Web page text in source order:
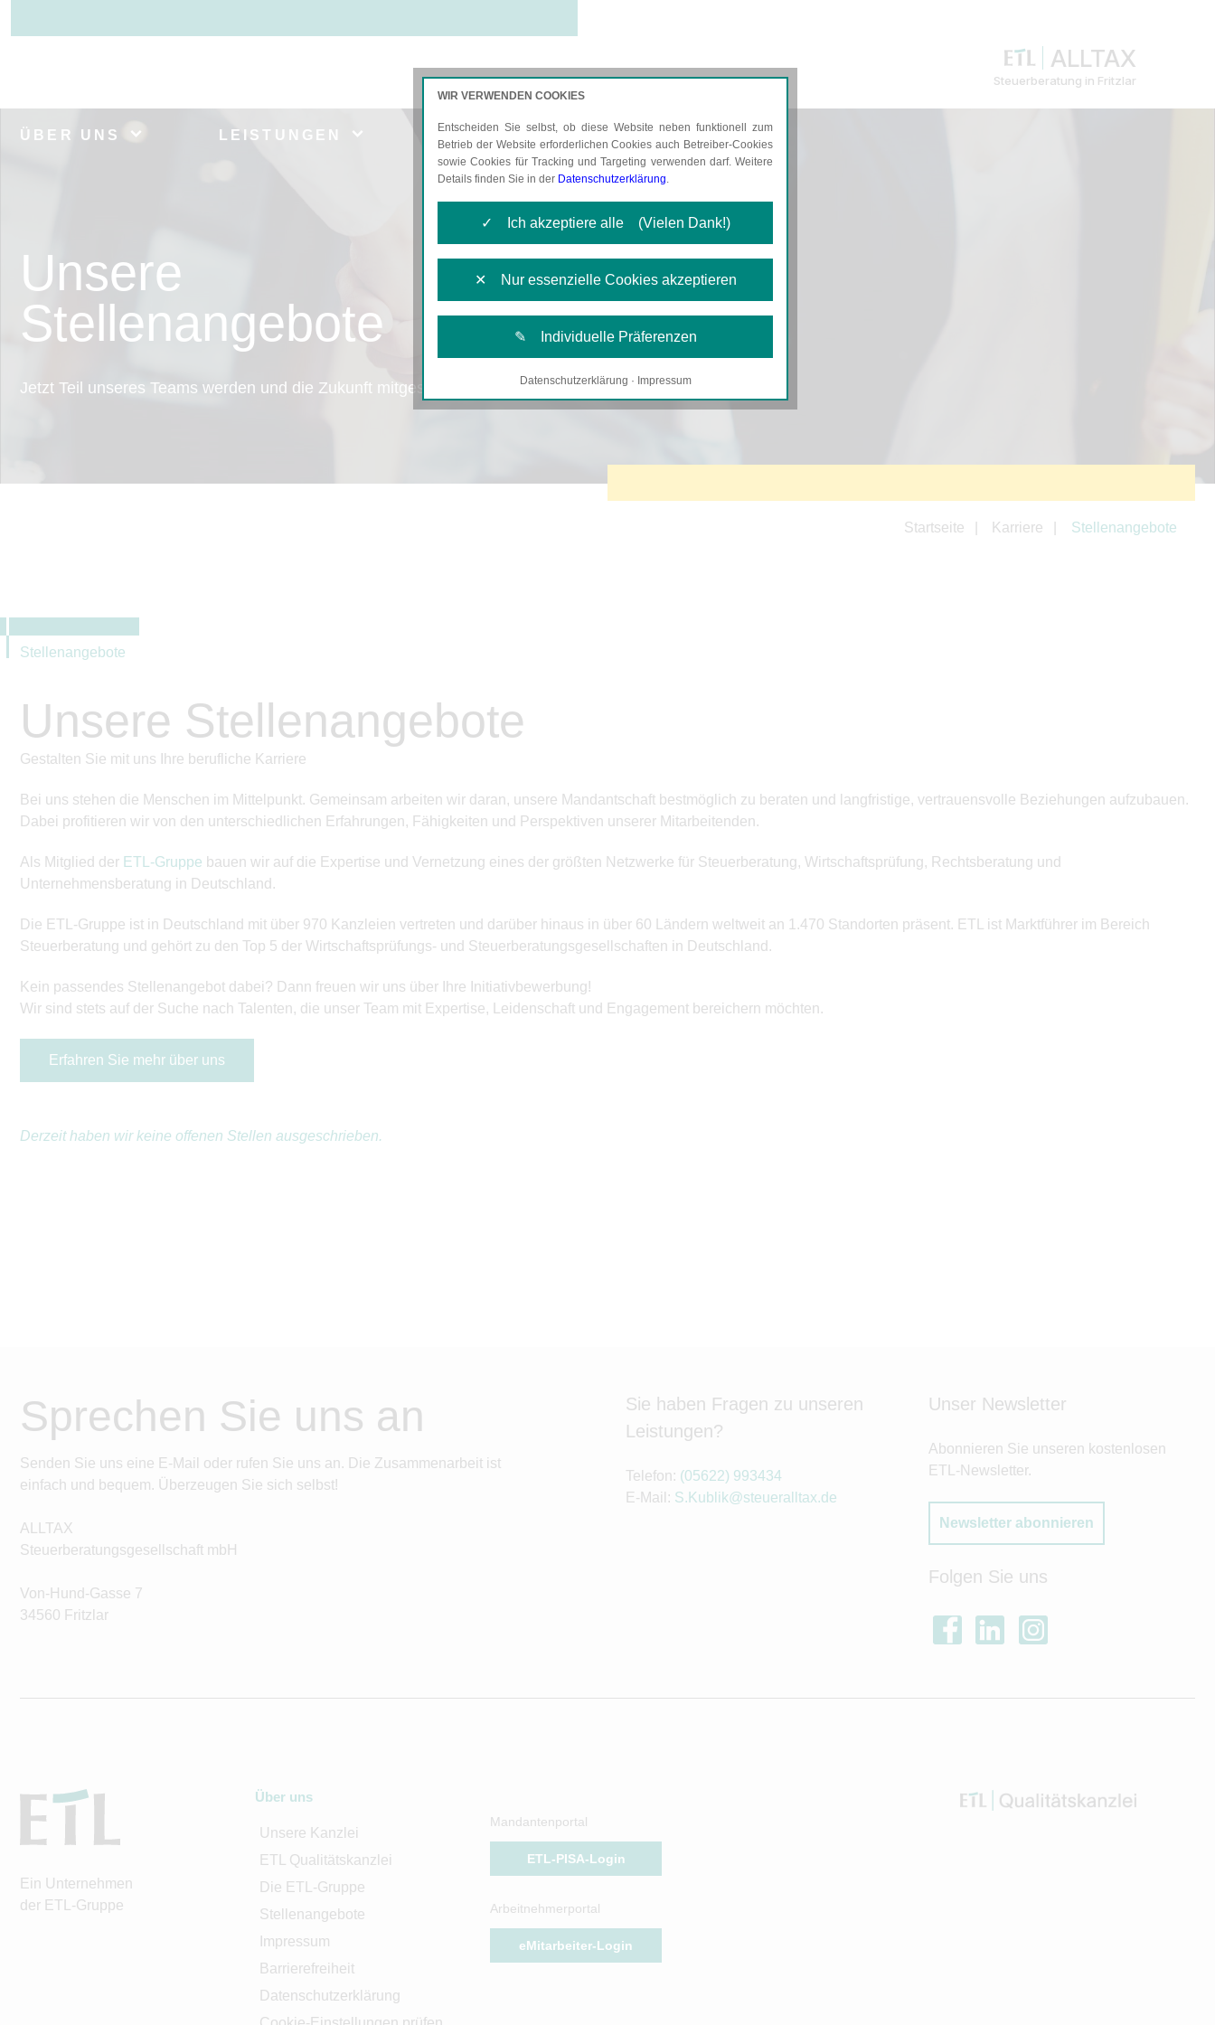
ALLTAX
Steuerberatung in Fritzlar
ÜBER UNS LEISTUNGEN AKTUELLES KARRIERE
Unsere
Stellenangebote
Jetzt Teil unseres Teams werden und die Zukunft mitgestalten
Startseite Karriere Stellenangebote
Stellenangebote
Unsere Stellenangebote
Gestalten Sie mit uns Ihre berufliche Karriere
Bei uns stehen die Menschen im Mittelpunkt. Gemeinsam arbeiten wir daran, unsere Mandantschaft bestmöglich zu beraten und langfristige, vertrauensvolle Beziehungen aufzubauen.
Dabei profitieren wir von den unterschiedlichen Erfahrungen, Fähigkeiten und Perspektiven unserer Mitarbeitenden.
Als Mitglied der ETL-Gruppe bauen wir auf die Expertise und Vernetzung eines der größten Netzwerke für Steuerberatung, Wirtschaftsprüfung, Rechtsberatung und
Unternehmensberatung in Deutschland.
Die ETL-Gruppe ist in Deutschland mit über 970 Kanzleien vertreten und darüber hinaus in über 60 Ländern weltweit an 1.470 Standorten präsent. ETL ist Marktführer im Bereich
Steuerberatung und gehört zu den Top 5 der Wirtschaftsprüfungs- und Steuerberatungsgesellschaften in Deutschland.
Kein passendes Stellenangebot dabei? Dann freuen wir uns über Ihre Initiativbewerbung!
Wir sind stets auf der Suche nach Talenten, die unser Team mit Expertise, Leidenschaft und Engagement bereichern möchten.
Erfahren Sie mehr über uns
Derzeit haben wir keine offenen Stellen ausgeschrieben.
Sprechen Sie uns an
Senden Sie uns eine E-Mail oder rufen Sie uns an. Die Zusammenarbeit ist
einfach und bequem. Überzeugen Sie sich selbst!
ALLTAX
Steuerberatungsgesellschaft mbH
Von-Hund-Gasse 7
34560 Fritzlar
Sie haben Fragen zu unseren
Leistungen?
Telefon: (05622) 993434
E-Mail: S.Kublik@steueralltax.de
Unser Newsletter
Abonnieren Sie unseren kostenlosen
ETL-Newsletter.
Newsletter abonnieren
Folgen Sie uns
Ein Unternehmen
der ETL-Gruppe
Über uns
Unsere Kanzlei
ETL Qualitätskanzlei
Die ETL-Gruppe
Stellenangebote
Impressum
Barrierefreiheit
Datenschutzerklärung
Mandantenportal
ETL-PISA-Login
Arbeitnehmerportal
eMitarbeiter-Login
WIR VERWENDEN COOKIES
Entscheiden Sie selbst, ob diese Website neben funktionell zum
Betrieb der Website erforderlichen Cookies auch Betreiber-Cookies
sowie Cookies für Tracking und Targeting verwenden darf. Weitere
Details finden Sie in der Datenschutzerklärung.
✓ Ich akzeptiere alle (Vielen Dank!)
✕ Nur essenzielle Cookies akzeptieren
✎ Individuelle Präferenzen
Notwendige Cookies
Datenschutzerklärung · Impressum